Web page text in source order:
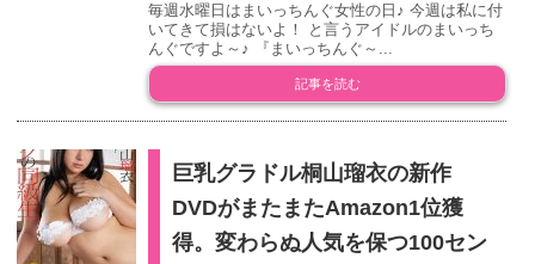
毎週水曜日はまいっちんぐ女性の日♪ 今週は私に付
いてきて損はないよ！ と言うアイドルのまいっち
んぐですよ～♪ 『まいっちんぐ～...
記事を読む
巨乳グラドル桐山瑠衣の新作
DVDがまたまたAmazon1位獲
得。変わらぬ人気を保つ100セン